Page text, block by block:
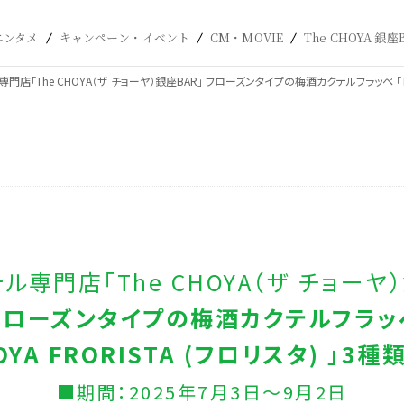
タメ キャンペーン・イベント CM・MOVIE The CHOYA 銀座
門店「The CHOYA（ザ チョーヤ）銀座BAR」 フローズンタイプの梅酒カクテルフラッペ
専門店「The CHOYA（ザ チョーヤ
ーズンタイプの梅酒カクテルフラ
FRORISTA (フロリスタ) 」3種
■期間：2025年7月3日～9月2日